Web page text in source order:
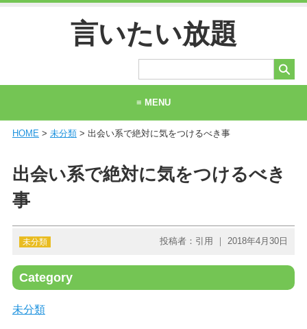
言いたい放題
≡ MENU
ホーム
当サイトについて
HOME> 未分類> 出会い系で絶対に気をつけるべき事
出会い系で絶対に気をつけるべき
事
未分類 投稿者：引用 ｜ 2018年4月30日
Category
未分類